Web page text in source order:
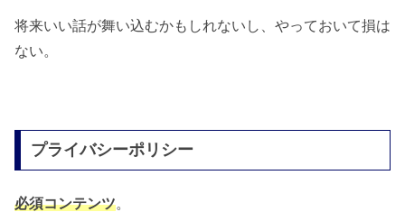
将来いい話が舞い込むかもしれないし、やっておいて損は
ない。
プライバシーポリシー
必須コンテンツ。